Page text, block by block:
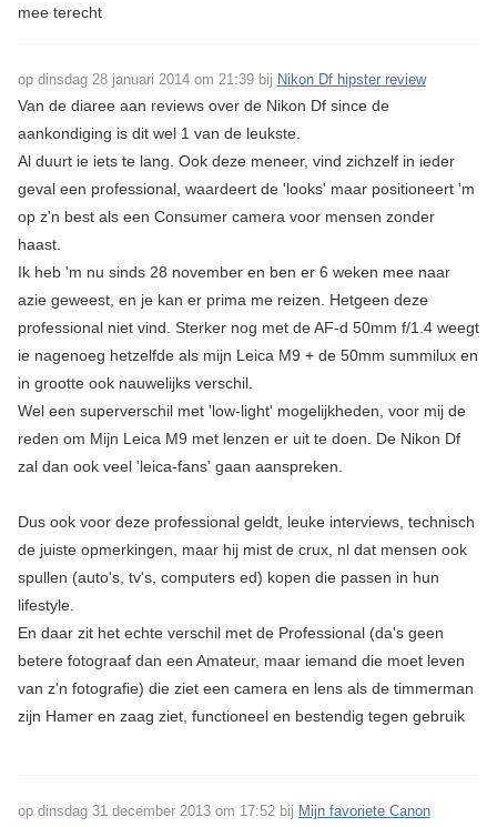
mee terecht
op dinsdag 28 januari 2014 om 21:39 bij Nikon Df hipster review
Van de diaree aan reviews over de Nikon Df since de
aankondiging is dit wel 1 van de leukste.
Al duurt ie iets te lang. Ook deze meneer, vind zichzelf in ieder
geval een professional, waardeert de 'looks' maar positioneert 'm
op z'n best als een Consumer camera voor mensen zonder
haast.
Ik heb 'm nu sinds 28 november en ben er 6 weken mee naar
azie geweest, en je kan er prima me reizen. Hetgeen deze
professional niet vind. Sterker nog met de AF-d 50mm f/1.4 weegt
ie nagenoeg hetzelfde als mijn Leica M9 + de 50mm summilux en
in grootte ook nauwelijks verschil.
Wel een superverschil met 'low-light' mogelijkheden, voor mij de
reden om Mijn Leica M9 met lenzen er uit te doen. De Nikon Df
zal dan ook veel 'leica-fans' gaan aanspreken.
Dus ook voor deze professional geldt, leuke interviews, technisch
de juiste opmerkingen, maar hij mist de crux, nl dat mensen ook
spullen (auto's, tv's, computers ed) kopen die passen in hun
lifestyle.
En daar zit het echte verschil met de Professional (da's geen
betere fotograaf dan een Amateur, maar iemand die moet leven
van z'n fotografie) die ziet een camera en lens als de timmerman
zijn Hamer en zaag ziet, functioneel en bestendig tegen gebruik
op dinsdag 31 december 2013 om 17:52 bij Mijn favoriete Canon